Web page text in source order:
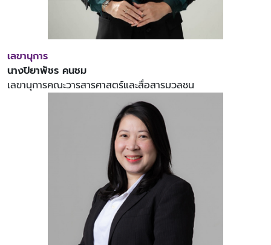
เลขานุการ
นางปิยาพัชร คนชม
เลขานุการคณะวารสารศาสตร์และสื่อสารมวลชน